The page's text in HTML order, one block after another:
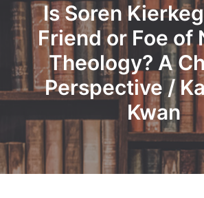
Is Soren
Friend or Foe of
Theology? A
Perspective /
Kwan